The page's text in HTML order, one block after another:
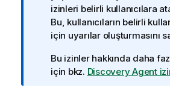
-
i
n
t
u
izinleri belirli kullanıcılara
Bu, kullanıcıların belirli
için uyarılar oluşturmasını
Bu izinler hakkında daha
için bkz. Discovery Agent